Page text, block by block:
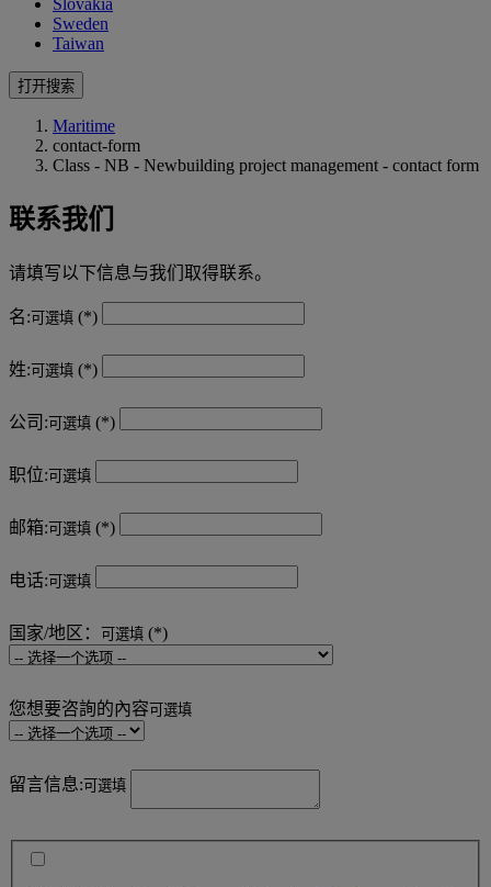
Slovakia
Sweden
Taiwan
打开搜索
Maritime
contact-form
Class - NB - Newbuilding project management - contact form
联系我们
请填写以下信息与我们取得联系。
名: 可選填
姓: 可選填
公司: 可選填
职位: 可選填
邮箱: 可選填
电话: 可選填
国家/地区： 可選填
您想要咨詢的內容 可選填
留言信息: 可選填